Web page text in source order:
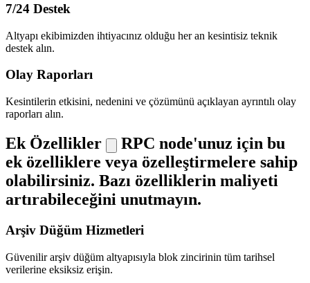
7/24 Destek
Altyapı ekibimizden ihtiyacınız olduğu her an kesintisiz teknik
destek alın.
Olay Raporları
Kesintilerin etkisini, nedenini ve çözümünü açıklayan ayrıntılı olay
raporları alın.
Ek Özellikler
RPC node'unuz için bu
ek özelliklere veya özelleştirmelere sahip
olabilirsiniz. Bazı özelliklerin maliyeti
artırabileceğini unutmayın.
Arşiv Düğüm Hizmetleri
Güvenilir arşiv düğüm altyapısıyla blok zincirinin tüm tarihsel
verilerine eksiksiz erişin.